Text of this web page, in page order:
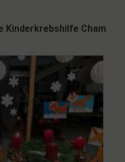
Kinderkrebshilfe Cham